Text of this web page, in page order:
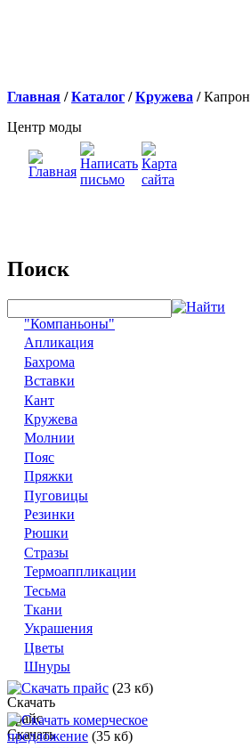
Главная /Каталог /Кружева /Капрон
Центр моды
Поиск
"Компаньоны"
Апликация
Бахрома
Вставки
Кант
Кружева
Молнии
Пояс
Пряжки
Пуговицы
Резинки
Рюшки
Стразы
Термоаппликации
Тесьма
Ткани
Украшения
Цветы
Шнуры
Скачать прайс (23 кб)
Скачать комерческое
предложение (35 кб)